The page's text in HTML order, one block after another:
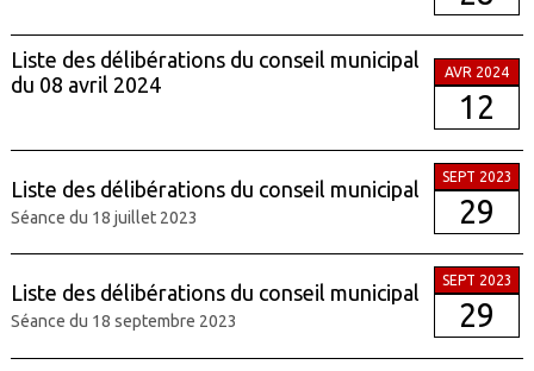
Liste des délibérations du conseil municipal
du 08 avril 2024
AVR 2024
12
Liste des délibérations du conseil municipal
Séance du 18 juillet 2023
SEPT 2023
29
Liste des délibérations du conseil municipal
Séance du 18 septembre 2023
SEPT 2023
29